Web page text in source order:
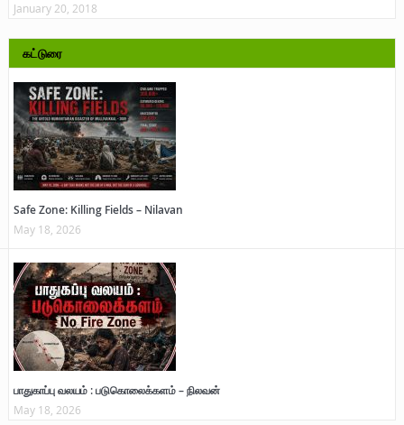
January 20, 2018
கட்டுரை
Safe Zone: Killing Fields – Nilavan
May 18, 2026
பாதுகாப்பு வலயம் : படுகொலைக்களம் – நிலவன்
May 18, 2026